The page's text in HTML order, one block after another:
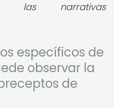
las narrativas
específicos de
observar la
de